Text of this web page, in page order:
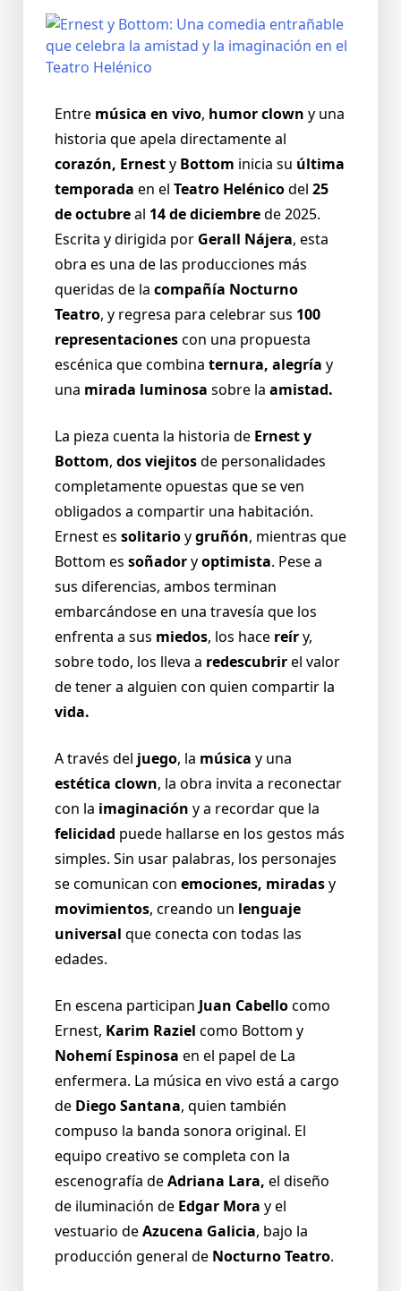
Entre música en vivo, humor clown y una
historia que apela directamente al
corazón, Ernesty Bottom inicia su última
temporada en el Teatro Helénicodel 25
de octubreal 14 de diciembrede 2025.
Escrita y dirigida por Gerall Nájera, esta
obra es una de las producciones más
queridas de la compañía Nocturno
Teatro, y regresa para celebrar sus 100
representacionescon una propuesta
escénica que combina ternura, alegría y
una mirada luminosa sobre la amistad.
La pieza cuenta la historia de Ernest y
Bottom, dos viejitosde personalidades
completamente opuestas que se ven
obligados a compartir una habitación.
Ernest es solitarioygruñón, mientras que
Bottom es soñadoryoptimista. Pese a
sus diferencias, ambos terminan
embarcándose en una travesía que los
enfrenta a sus miedos, los hace reíry,
sobre todo, los lleva a redescubrirel valor
de tener a alguien con quien compartir la
vida.
A través del juego, la música y una
estética clown, la obra invita a reconectar
con la imaginación y a recordar que la
felicidad puede hallarse en los gestos más
simples. Sin usar palabras, los personajes
se comunican con emociones, miradasy
movimientos, creando un lenguaje
universal que conecta con todas las
edades.
En escena participan Juan Cabellocomo
Ernest, Karim Raziel como Bottom y
Nohemí Espinosa en el papel de La
enfermera. La música en vivo está a cargo
de Diego Santana, quien también
compuso la banda sonora original. El
equipo creativo se completa con la
escenografía deAdriana Lara, el diseño
de iluminación de Edgar Mora y el
vestuario deAzucena Galicia, bajo la
producción general de Nocturno Teatro.